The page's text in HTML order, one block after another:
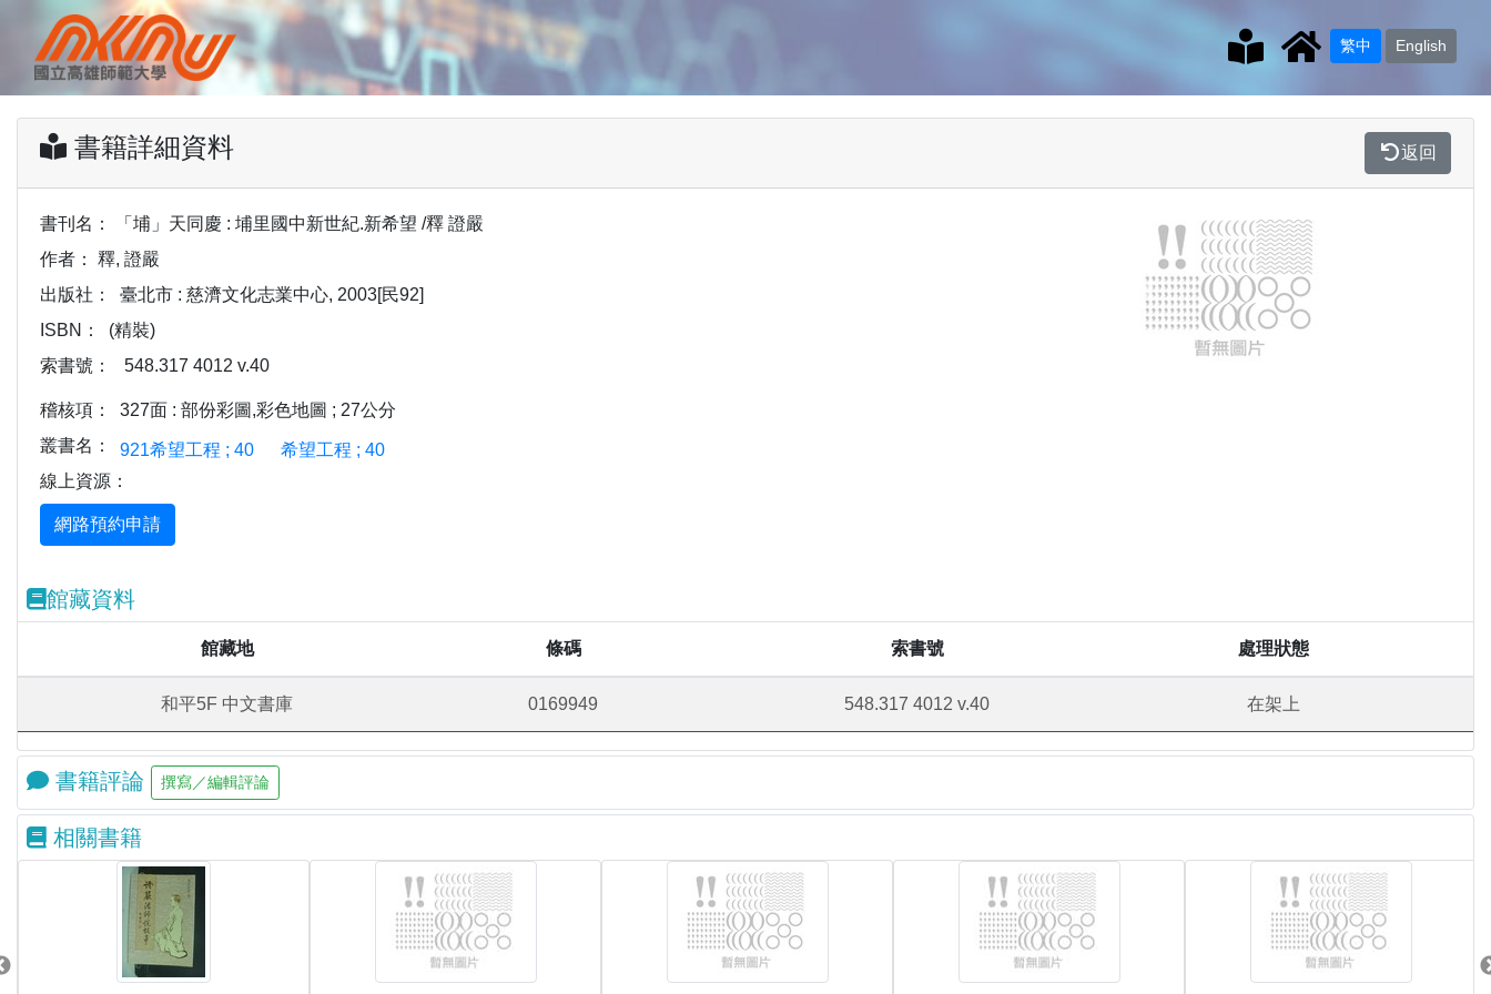
繁中 English
書籍詳細資料 返回
書刊名：
「埔」天同慶 : 埔里國中新世紀.新希望 /釋 證嚴
作者：
釋, 證嚴
出版社：
臺北市 : 慈濟文化志業中心, 2003[民92]
ISBN：
(精裝)
索書號：
548.317 4012 v.40
稽核項：
327面 : 部份彩圖,彩色地圖 ; 27公分
叢書名：
921希望工程 ; 40
希望工程 ; 40
線上資源：
Previous
館藏資料
館藏地 條碼 索書號 處理狀態
和平5F 中文書庫 0169949 548.317 4012 v.40 在架上
書籍評論
相關書籍